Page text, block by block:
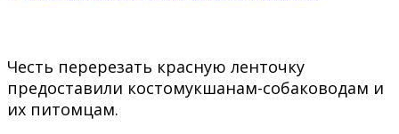
Честь перерезать красную ленточку
предоставили костомукшанам-собаководам и
их питомцам.